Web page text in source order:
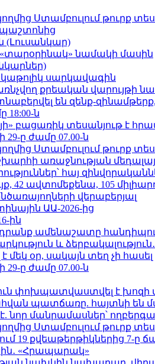
Ստամբուլում թուրք
պաշտոնից
(Լուսանկար)
նամակի մասին
կաթոլիկ սարկավագին
քրեական վարույթի
են զենք-
18:00-ն
բացառիկ տեսանյութ է
29-ը ժամը 07.00-ն
Ստամբուլում թուրք
առաջնության
հայ
ավտոմեքենա, 105
վերաբերյալ
ԱԱ-2026-ից
ին
ամենաշատը
և
օր, սակայն տեղ չի հասել
29-ը ժամը 07.00-ն
փոխպատվաստվել է խոզի
պատճառը. հայտնի են
նոր մանրամասներ՝
Ստամբուլում թուրք
19 քվեաթերթիկներից 7-ը
«Հրապարակ»